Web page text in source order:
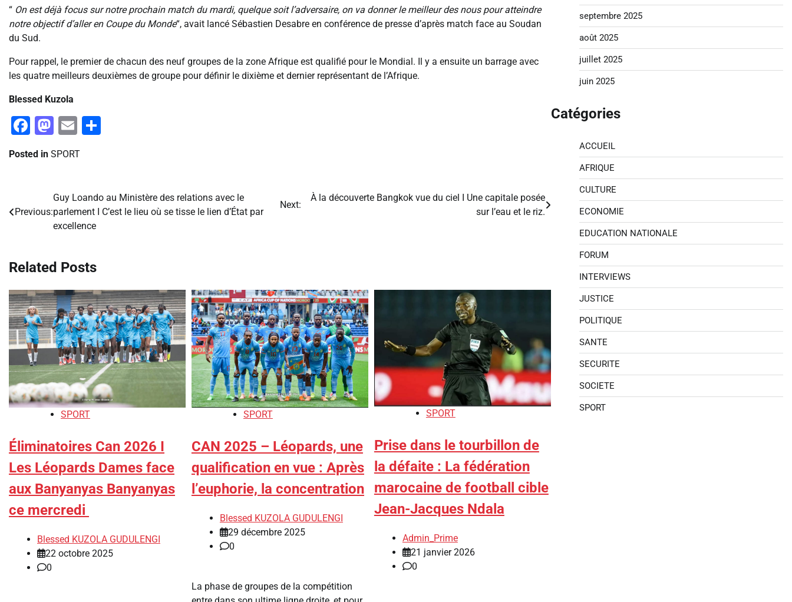
“ On est déjà focus sur notre prochain match du mardi, quelque soit l’adversaire, on va donner le meilleur des nous pour atteindre
notre objectif d’aller en Coupe du Monde“, avait lancé Sébastien Desabre en conférence de presse d’après match face au Soudan
du Sud.
Pour rappel, le premier de chacun des neuf groupes de la zone Afrique est qualifié pour le Mondial. Il y a ensuite un barrage avec
les quatre meilleurs deuxièmes de groupe pour définir le dixième et dernier représentant de l’Afrique.
Blessed Kuzola
Facebook
Mastodon
Email
Posted in SPORT
Navigation
Previous:
Guy Loando au Ministère des relations avec le
parlement I C’est le lieu où se tisse le lien d’État par
excellence
Next:
À la découverte Bangkok vue du ciel I Une capitale posée
sur l’eau et le riz.
Related Posts
SPORT
Éliminatoires Can 2026 I
Les Léopards Dames face
aux Banyanyas Banyanyas
ce mercredi
Blessed KUZOLA GUDULENGI
22 octobre 2025
0
SPORT
CAN 2025 – Léopards, une
qualification en vue : Après
l’euphorie, la concentration
Blessed KUZOLA GUDULENGI
29 décembre 2025
0
La phase de groupes de la compétition
SPORT
Prise dans le tourbillon de
la défaite : La fédération
marocaine de football cible
Jean-Jacques Ndala
Admin_Prime
21 janvier 2026
0
septembre 2025
août 2025
juillet 2025
juin 2025
Catégories
ACCUEIL
AFRIQUE
CULTURE
ECONOMIE
EDUCATION NATIONALE
FORUM
INTERVIEWS
JUSTICE
POLITIQUE
SANTE
SECURITE
SOCIETE
SPORT